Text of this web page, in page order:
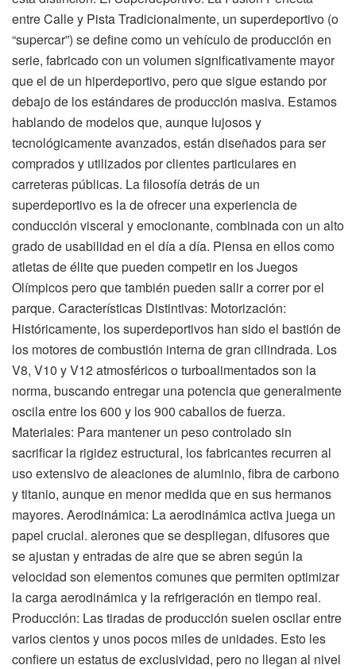
entre Calle y Pista Tradicionalmente, un superdeportivo (o
“supercar”) se define como un vehículo de producción en
serie, fabricado con un volumen significativamente mayor
que el de un hiperdeportivo, pero que sigue estando por
debajo de los estándares de producción masiva. Estamos
hablando de modelos que, aunque lujosos y
tecnológicamente avanzados, están diseñados para ser
comprados y utilizados por clientes particulares en
carreteras públicas. La filosofía detrás de un
superdeportivo es la de ofrecer una experiencia de
conducción visceral y emocionante, combinada con un alto
grado de usabilidad en el día a día. Piensa en ellos como
atletas de élite que pueden competir en los Juegos
Olímpicos pero que también pueden salir a correr por el
parque. Características Distintivas: Motorización:
Históricamente, los superdeportivos han sido el bastión de
los motores de combustión interna de gran cilindrada. Los
V8, V10 y V12 atmosféricos o turboalimentados son la
norma, buscando entregar una potencia que generalmente
oscila entre los 600 y los 900 caballos de fuerza.
Materiales: Para mantener un peso controlado sin
sacrificar la rigidez estructural, los fabricantes recurren al
uso extensivo de aleaciones de aluminio, fibra de carbono
y titanio, aunque en menor medida que en sus hermanos
mayores. Aerodinámica: La aerodinámica activa juega un
papel crucial. alerones que se despliegan, difusores que
se ajustan y entradas de aire que se abren según la
velocidad son elementos comunes que permiten optimizar
la carga aerodinámica y la refrigeración en tiempo real.
Producción: Las tiradas de producción suelen oscilar entre
varios cientos y unos pocos miles de unidades. Esto les
confiere un estatus de exclusividad, pero no llegan al nivel